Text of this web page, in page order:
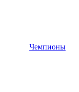
Чемпионы